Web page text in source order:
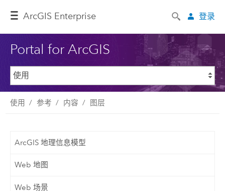
ArcGIS Enterprise 登录
Portal for ArcGIS
使用 参考 内容 图层
ArcGIS 地理信息模型
Web 地图
Web 场景